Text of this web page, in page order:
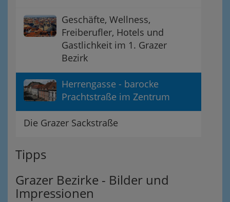
Geschäfte, Wellness,
Freiberufler, Hotels und
Gastlichkeit im 1. Grazer
Bezirk
Herrengasse - barocke
Prachtstraße im Zentrum
Die Grazer Sackstraße
Tipps
Grazer Bezirke - Bilder und
Impressionen